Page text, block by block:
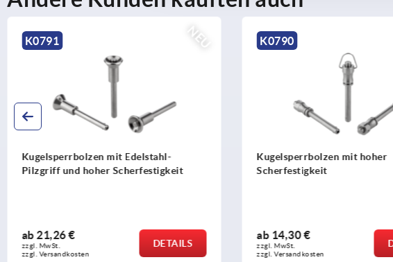
NEU
K0790
Kugelsperrbolzen mit hoher
Scherfestigkeit
ab14,30 €
zzgl. MwSt.
zzgl. Versandkosten
DETAILS
K0790
Kugelsperrbolzen Edelstahl
ab11,38 €
zzgl. MwSt.
zzgl. Versandkosten